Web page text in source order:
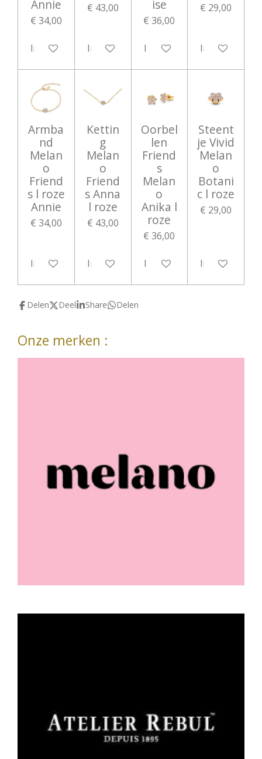
Annie
€ 34,00
In winkelwagen
€ 43,00
In winkelwagen
ise
€ 36,00
In winkelwagen
€ 29,00
In
Armba
nd
Melan
o
Friend
s l roze
Annie
€ 34,00
In winkelwagen
Kettin
g
Melan
o
Friend
s Anna
l roze
€ 43,00
In winkelwagen
Oorbel
len
Friend
s
Melan
o
Anika l
roze
€ 36,00
In winkelwagen
Steent
je Vivid
Melan
o
Botani
c l roze
€ 29,00
In
Delen Deel Share Delen
Onze merken :